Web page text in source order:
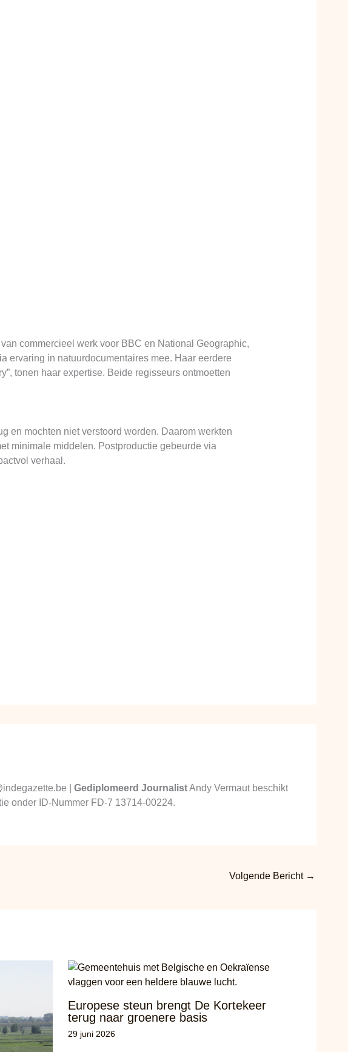
commercieel werk voor BBC en National Geographic,
ervaring in natuurdocumentaires mee. Haar eerdere
tonen haar expertise. Beide regisseurs ontmoetten
en mochten niet verstoord worden. Daarom werkten
minimale middelen. Postproductie gebeurde via
verhaal.
|Gediplomeerd JournalistAndy Vermaut beschikt
onder ID-Nummer FD-7 13714-00224.
Volgende Bericht →
Europese steun brengt De Kortekeer
terug naar groenere basis
29 juni 2026